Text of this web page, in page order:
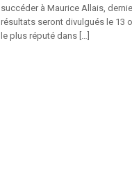
succéder à Maurice Allais,
résultats seront divulgués le 13
le plus réputé dans […]